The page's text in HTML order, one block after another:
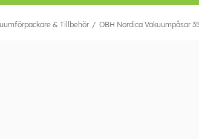
& Tillbehör OBH Nordica Vakuumpåsar